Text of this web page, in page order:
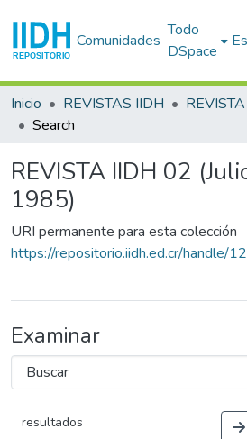
Comunidades
Todo
DSpace
Inicio REVISTAS IIDH
Search
REVISTA IIDH 02
1985)
URI permanente para esta colección
https://repositorio.iidh.ed.cr/handle/
Examinar
resultados